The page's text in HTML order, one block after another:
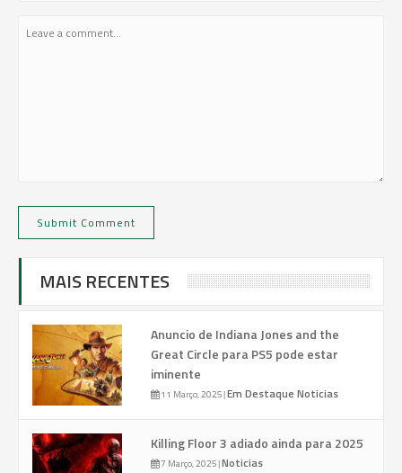
MAIS RECENTES
Anuncio de Indiana Jones and the
Great Circle para PS5 pode estar
iminente
11 Março, 2025|Em Destaque Noticias
Killing Floor 3 adiado ainda para 2025
7 Março, 2025|Noticias